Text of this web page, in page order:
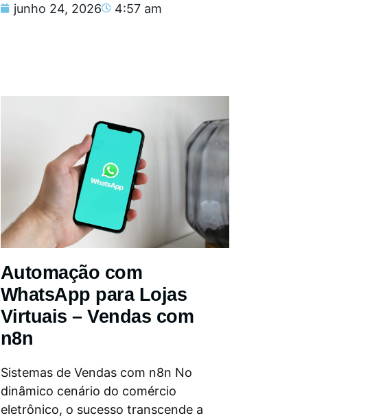
junho 24, 2026 4:57 am
Automação com
WhatsApp para Lojas
Virtuais – Vendas com
n8n
Sistemas de Vendas com n8n No
dinâmico cenário do comércio
eletrônico, o sucesso transcende a